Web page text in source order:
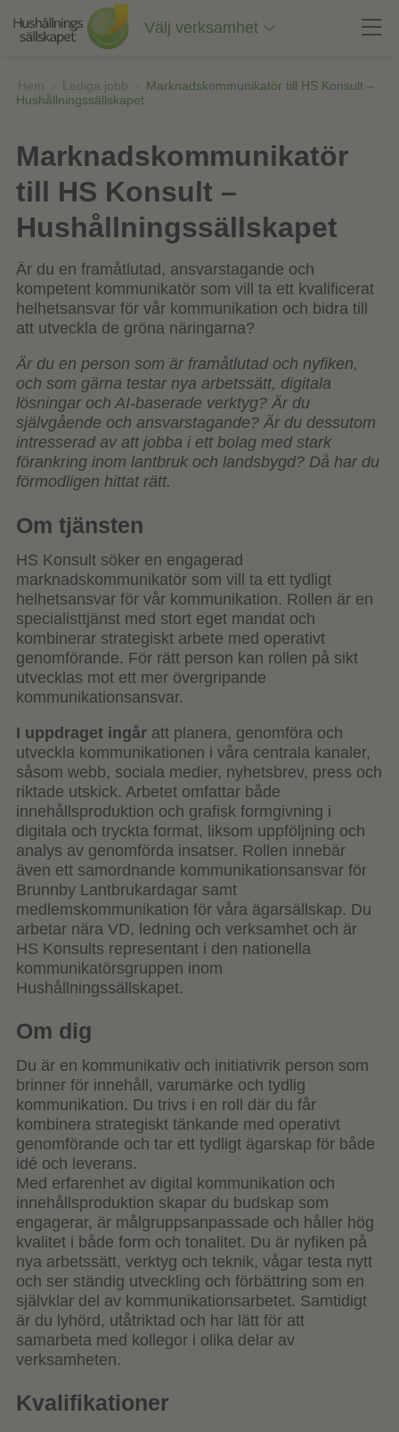
innehåll
Välj verksamhet
Hem Lediga jobb
Marknadskommunikatör till HS Konsult –
Hushållningssällskapet
Marknadskommunikatör
till HS Konsult –
Hushållningssällskapet
Är du en framåtlutad, ansvarstagande och
kompetent kommunikatör som vill ta ett kvalificerat
helhetsansvar för vår kommunikation och bidra till
att utveckla de gröna näringarna?
Är du en person som är framåtlutad och nyfiken,
och som gärna testar nya arbetssätt, digitala
lösningar och AI-baserade verktyg? Är du
självgående och ansvarstagande? Är du dessutom
intresserad av att jobba i ett bolag med stark
förankring inom lantbruk och landsbygd? Då har du
förmodligen hittat rätt.
Om tjänsten
HS Konsult söker en engagerad
marknadskommunikatör som vill ta ett tydligt
helhetsansvar för vår kommunikation. Rollen är en
specialisttjänst med stort eget mandat och
kombinerar strategiskt arbete med operativt
genomförande. För rätt person kan rollen på sikt
utvecklas mot ett mer övergripande
kommunikationsansvar.
I uppdraget ingår att planera, genomföra och
utveckla kommunikationen i våra centrala kanaler,
såsom webb, sociala medier, nyhetsbrev, press och
riktade utskick. Arbetet omfattar både
innehållsproduktion och grafisk formgivning i
digitala och tryckta format, liksom uppföljning och
analys av genomförda insatser. Rollen innebär
även ett samordnande kommunikationsansvar för
Brunnby Lantbrukardagar samt
medlemskommunikation för våra ägarsällskap. Du
arbetar nära VD, ledning och verksamhet och är
HS Konsults representant i den nationella
kommunikatörsgruppen inom
Hushållningssällskapet.
Om dig
Du är en kommunikativ och initiativrik person som
brinner för innehåll, varumärke och tydlig
kommunikation. Du trivs i en roll där du får
kombinera strategiskt tänkande med operativt
genomförande och tar ett tydligt ägarskap för både
idé och leverans.
Med erfarenhet av digital kommunikation och
innehållsproduktion skapar du budskap som
engagerar, är målgruppsanpassade och håller hög
kvalitet i både form och tonalitet. Du är nyfiken på
nya arbetssätt, verktyg och teknik, vågar testa nytt
och ser ständig utveckling och förbättring som en
självklar del av kommunikationsarbetet. Samtidigt
är du lyhörd, utåtriktad och har lätt för att
samarbeta med kollegor i olika delar av
verksamheten.
Kvalifikationer